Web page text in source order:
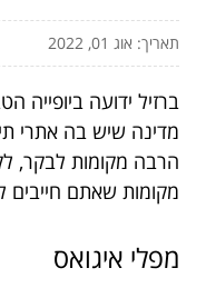
תאריך: אוג 01, 2022
ברזיל ידועה ביופייה
מדינה שיש בה אתרי
הרבה מקומות לבקר,
מקומות שאתם חייבים
מפלי איגואס